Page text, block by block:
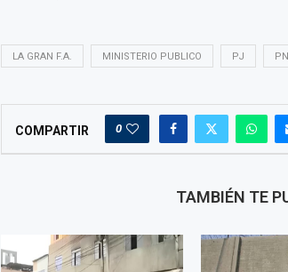
LA GRAN F.A. MINISTERIO PUBLICO PJ
COMPARTIR 0
TAMBIÉN TE